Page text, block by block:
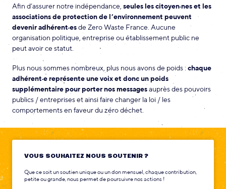
Afin d’assurer notre indépendance, seules les citoyen·nes et les
associations de protection de l’environnement peuvent
devenir adhérent·esde Zero Waste France. Aucune
organisation politique, entreprise ou établissement public ne
peut avoir ce statut.
Plus nous sommes nombreux, plus nous avons de poids : chaque
adhérent·e représenteune voix et donc un poids
supplémentaire pour porter nos messagesauprès des pouvoirs
publics / entreprises et ainsi faire changer la loi / les
comportements en faveur du zéro déchet.
VOUS SOUHAITEZ NOUS SOUTENIR ?
Que ce soit un soutien unique ou un don mensuel, chaque contribution,
petite ou grande, nous permet de poursuivre nos actions !